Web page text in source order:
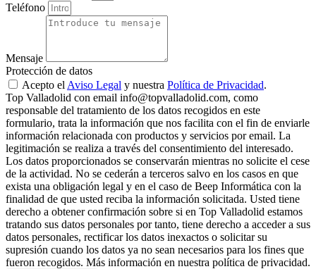
Teléfono
Mensaje
Protección de datos
Acepto el Aviso Legal y nuestra Política de Privacidad.
Top Valladolid con email info@topvalladolid.com, como
responsable del tratamiento de los datos recogidos en este
formulario, trata la información que nos facilita con el fin de enviarle
información relacionada con productos y servicios por email. La
legitimación se realiza a través del consentimiento del interesado.
Los datos proporcionados se conservarán mientras no solicite el cese
de la actividad. No se cederán a terceros salvo en los casos en que
exista una obligación legal y en el caso de Beep Informática con la
finalidad de que usted reciba la información solicitada. Usted tiene
derecho a obtener confirmación sobre si en Top Valladolid estamos
tratando sus datos personales por tanto, tiene derecho a acceder a sus
datos personales, rectificar los datos inexactos o solicitar su
supresión cuando los datos ya no sean necesarios para los fines que
fueron recogidos. Más información en nuestra política de privacidad.